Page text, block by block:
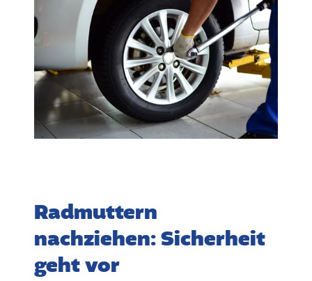
Radmuttern
nachziehen: Sicherheit
geht vor